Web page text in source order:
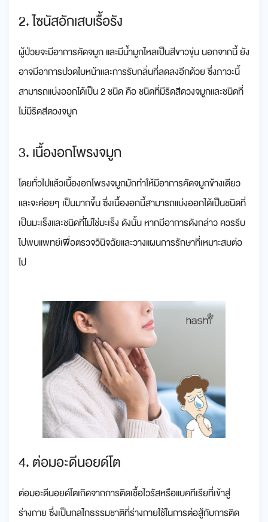
2. ไซนัสอักเสบเรื้อรัง
ผู้ป่วยจะมีอาการคัดจมูก และมีน้ำมูกไหลเป็นสีขาวขุ่น นอกจากนี้ ยัง
อาจมีอาการปวดใบหน้าและการรับกลิ่นที่ลดลงอีกด้วย ซึ่งภาวะนี้
สามารถแบ่งออกได้เป็น 2 ชนิด คือ ชนิดที่มีริดสีดวงจมูกและชนิดที่
ไม่มีริดสีดวงจมูก
3. เนื้องอกโพรงจมูก
โดยทั่วไปแล้วเนื้องอกโพรงจมูกมักทำให้มีอาการคัดจมูกข้างเดียว
และจะค่อยๆ เป็นมากขึ้น ซึ่งเนื้องอกนี้สามารถแบ่งออกได้เป็นชนิดที่
เป็นมะเร็งและชนิดที่ไม่ใช่มะเร็ง ดังนั้น หากมีอาการดังกล่าว ควรรีบ
ไปพบแพทย์เพื่อตรวจวินิจฉัยและวางแผนการรักษาที่เหมาะสมต่อ
ไป
4. ต่อมอะดีนอยด์โต
ต่อมอะดีนอยด์โตเกิดจากการติดเชื้อไวรัสหรือแบคทีเรียที่เข้าสู่
ร่างกาย ซึ่งเป็นกลไกธรรมชาติที่ร่างกายใช้ในการต่อสู้กับการติด